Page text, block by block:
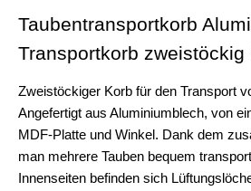
Taubentransportkorb
Transportkorb zweistöckig
Zweistöckiger Korb für den Transport
Angefertigt aus Aluminiumblech, von
MDF-Platte und Winkel. Dank dem
man mehrere Tauben bequem
Innenseiten befinden sich